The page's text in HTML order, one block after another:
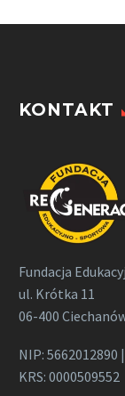
KONTAKT
Fundacja
ul. Krótka 11
06-400
NIP: 5662012890
KRS: 0000509552